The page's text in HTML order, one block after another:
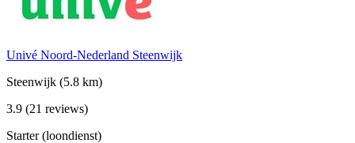
Univé Noord-Nederland Steenwijk
Steenwijk (5.8 km)
3.9 (21 reviews)
Starter (loondienst)